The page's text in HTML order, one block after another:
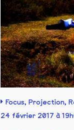
Focus, Projection,
24 février 2017 à